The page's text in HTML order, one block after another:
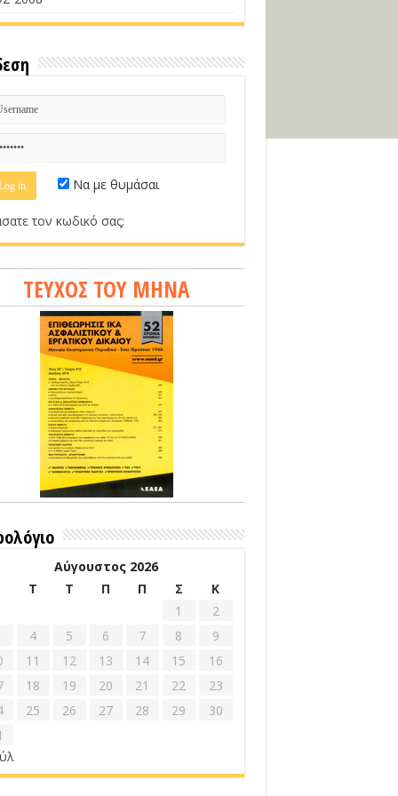
Να με θυμάσαι
τον κωδικό σας;
ΤΕΥΧΟΣ ΤΟΥ ΜΗΝΑ
Αύγουστος 2026
Τ Τ Π Π Σ
Κ
1
2
4 5 6 7 8
9
11 12 13 14 15
16
18 19 20 21 22
23
25 26 27 28 29
30